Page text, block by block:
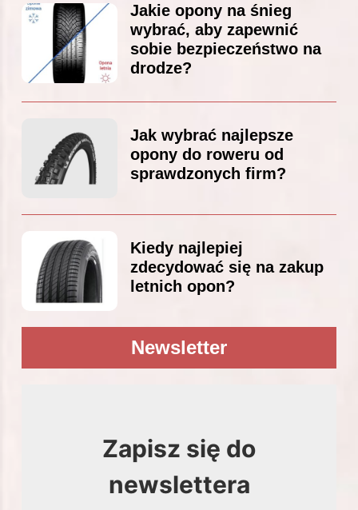
Jakie opony na śnieg
wybrać, aby zapewnić
sobie bezpieczeństwo na
drodze?
Jak wybrać najlepsze
opony do roweru od
sprawdzonych firm?
Kiedy najlepiej
zdecydować się na zakup
letnich opon?
Newsletter
Zapisz się do
newslettera